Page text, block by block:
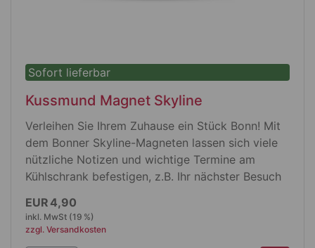
Sofort lieferbar
Kussmund Magnet Skyline
Verleihen Sie Ihrem Zuhause ein Stück Bonn! Mit
dem Bonner Skyline-Magneten lassen sich viele
nützliche Notizen und wichtige Termine am
Kühlschrank befestigen, z.B. Ihr nächster Besuch
Produktdetails
EUR 4,90
inkl. MwSt (19 %)
zzgl. Versandkosten